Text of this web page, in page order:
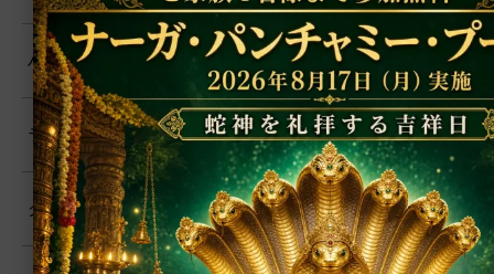
ハヌマーン
ラーマ
クリシュナ